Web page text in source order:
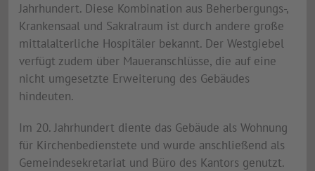
Jahrhundert. Diese Kombination aus Beherbergungs-,
Krankensaal und Sakralraum ist durch andere große
mittalalterliche Hospitäler bekannt. Der Westgiebel
verfügt zudem über Maueranschlüsse, die auf eine
nicht umgesetzte Erweiterung des Gebäudes
hindeuten.
Im 20. Jahrhundert diente das Gebäude als Wohnung
für Kirchenbedienstete und wurde anschließend als
Gemeindesekretariat und Büro des Kantors genutzt.